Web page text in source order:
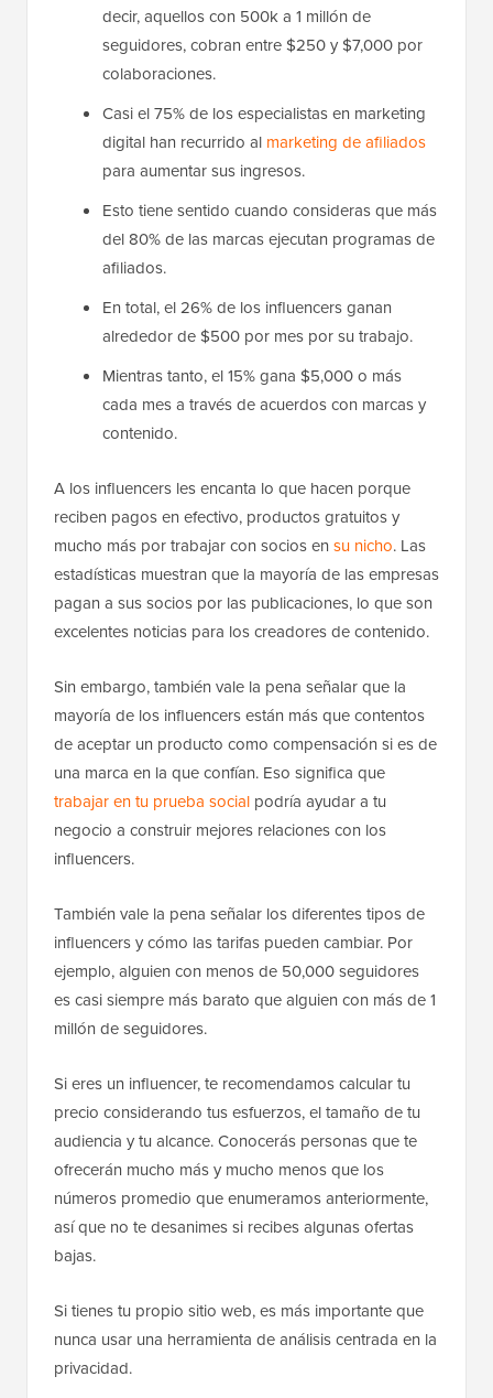
decir, aquellos con 500k a 1 millón de
seguidores, cobran entre $250 y $7,000 por
colaboraciones.
Casi el 75% de los especialistas en marketing
digital han recurrido al marketing de afiliados
para aumentar sus ingresos.
Esto tiene sentido cuando consideras que más
del 80% de las marcas ejecutan programas de
afiliados.
En total, el 26% de los influencers ganan
alrededor de $500 por mes por su trabajo.
Mientras tanto, el 15% gana $5,000 o más
cada mes a través de acuerdos con marcas y
contenido.
A los influencers les encanta lo que hacen porque
reciben pagos en efectivo, productos gratuitos y
mucho más por trabajar con socios en su nicho. Las
estadísticas muestran que la mayoría de las empresas
pagan a sus socios por las publicaciones, lo que son
excelentes noticias para los creadores de contenido.
Sin embargo, también vale la pena señalar que la
mayoría de los influencers están más que contentos
de aceptar un producto como compensación si es de
una marca en la que confían. Eso significa que
trabajar en tu prueba social podría ayudar a tu
negocio a construir mejores relaciones con los
influencers.
También vale la pena señalar los diferentes tipos de
influencers y cómo las tarifas pueden cambiar. Por
ejemplo, alguien con menos de 50,000 seguidores
es casi siempre más barato que alguien con más de 1
millón de seguidores.
Si eres un influencer, te recomendamos calcular tu
precio considerando tus esfuerzos, el tamaño de tu
audiencia y tu alcance. Conocerás personas que te
ofrecerán mucho más y mucho menos que los
números promedio que enumeramos anteriormente,
así que no te desanimes si recibes algunas ofertas
bajas.
Si tienes tu propio sitio web, es más importante que
nunca usar una herramienta de análisis centrada en la
privacidad.